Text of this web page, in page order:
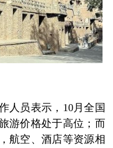
员表示，10月全国
游价格处于高位；而
航空、酒店等资源相